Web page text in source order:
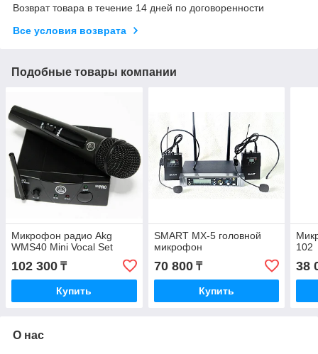
Возврат товара в течение 14 дней по договоренности
Все условия возврата
Подобные товары компании
Микрофон радио Akg
WMS40 Mini Vocal Set
102 300 ₸
Купить
SMART MX-5 головной
микрофон
70 800₸
Купить
102
38
О нас